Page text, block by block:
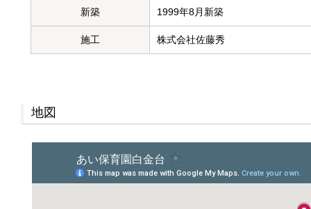
新築 1999年8月新築
施工 株式会社佐藤秀
地図